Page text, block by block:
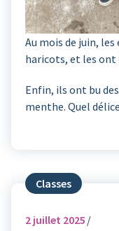
Au mois de juin,
haricots, et les ont
Enfin, ils ont bu
menthe. Quel
Classes
2 juillet 2025